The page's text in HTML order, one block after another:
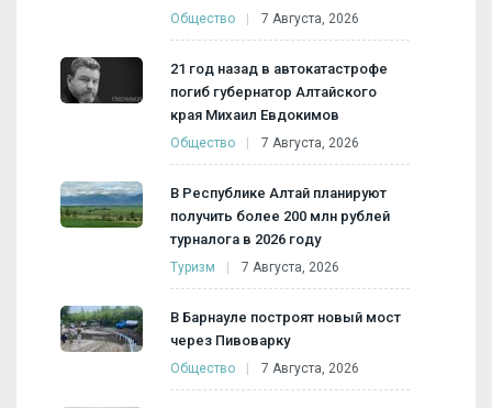
Общество 7 Августа, 2026
21 год назад в автокатастрофе
погиб губернатор Алтайского
края Михаил Евдокимов
Общество 7 Августа, 2026
В Республике Алтай планируют
получить более 200 млн рублей
турналога в 2026 году
Туризм 7 Августа, 2026
В Барнауле построят новый мост
через Пивоварку
Общество 7 Августа, 2026